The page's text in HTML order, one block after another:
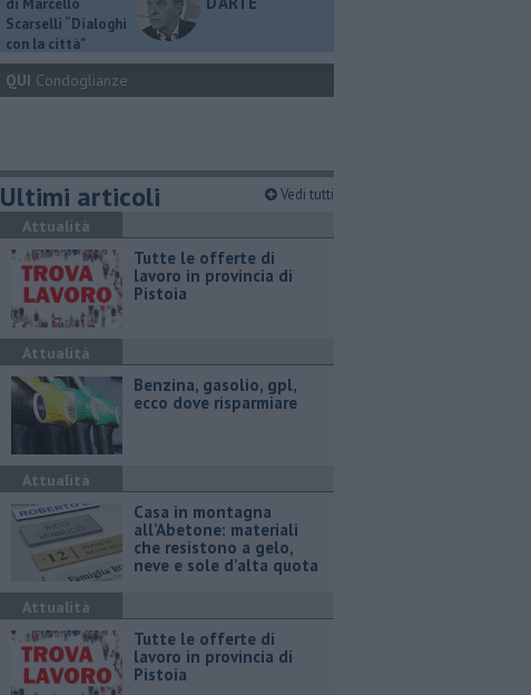
di Marcello
Scarselli “Dialoghi
con la città"
QUI Condoglianze
Ultimi articoli Vedi tutti
Attualità
​Tutte le offerte di
lavoro in provincia di
Pistoia
Attualità
​Benzina, gasolio, gpl,
ecco dove risparmiare
Attualità
Casa in montagna
all’Abetone: materiali
che resistono a gelo,
neve e sole d’alta quota
Attualità
​Tutte le offerte di
lavoro in provincia di
Pistoia